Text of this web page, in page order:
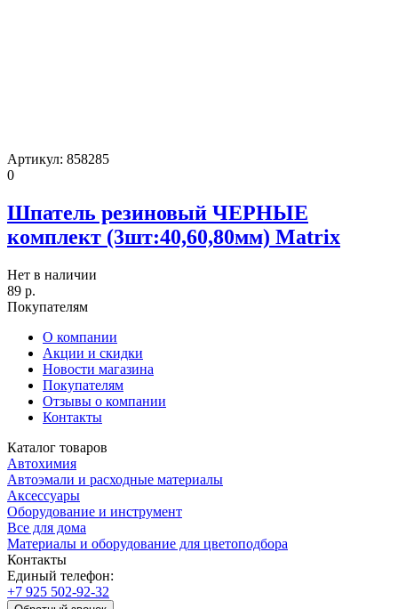
Артикул: 858285
0
Шпатель резиновый ЧЕРНЫЕ
комплект (3шт:40,60,80мм) Matrix
Нет в наличии
89 р.
Покупателям
О компании
Акции и скидки
Новости магазина
Покупателям
Отзывы о компании
Контакты
Каталог товаров
Автохимия
Автоэмали и расходные материалы
Аксессуары
Оборудование и инструмент
Все для дома
Материалы и оборудование для цветоподбора
Контакты
Единый телефон:
+7 925 502-92-32